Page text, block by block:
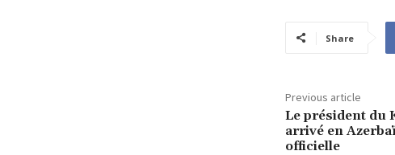
Share
Previous article
Le président du
arrivé en
officielle